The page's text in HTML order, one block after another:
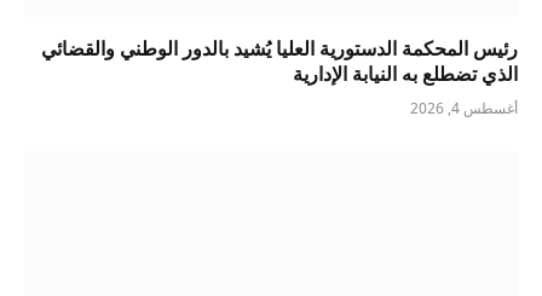
رئيس المحكمة الدستورية العليا يُشيد بالدور الوطني والقضائي
الذي تضطلع به النيابة الإدارية
أغسطس 4, 2026